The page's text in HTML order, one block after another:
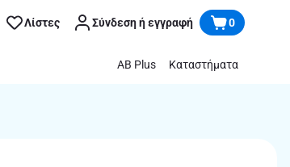
Λίστες Σύνδεση ή εγγραφή 0
AB Plus Καταστήματα